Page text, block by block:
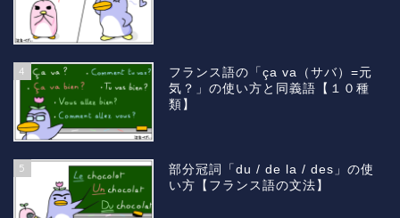
4
フランス語の「ça va（サバ）=元
気？」の使い方と同義語【１０種
類】
5
部分冠詞「du / de la / des」の使
い方【フランス語の文法】